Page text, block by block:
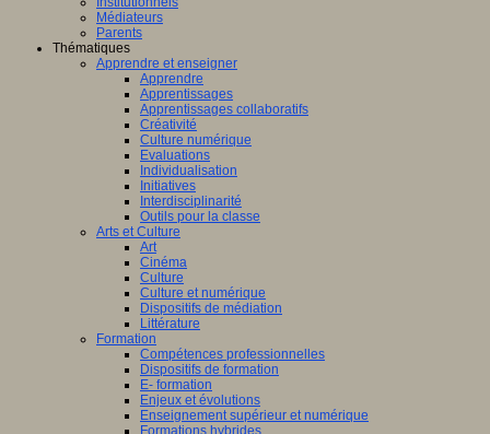
Médiateurs
Parents
Thématiques
Apprendre et enseigner
Apprendre
Apprentissages
Apprentissages collaboratifs
Créativité
Culture numérique
Evaluations
Individualisation
Initiatives
Interdisciplinarité
Outils pour la classe
Arts et Culture
Art
Cinéma
Culture
Culture et numérique
Dispositifs de médiation
Littérature
Formation
Compétences professionnelles
Dispositifs de formation
E- formation
Enjeux et évolutions
Enseignement supérieur et numérique
Formations hybrides